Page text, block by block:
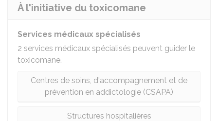
À l'initiative du toxicomane
Services médicaux spécialisés
2 services médicaux spécialisés peuvent guider le
toxicomane.
Centres de soins, d'accompagnement et de
prévention en addictologie (CSAPA)
Structures hospitalières